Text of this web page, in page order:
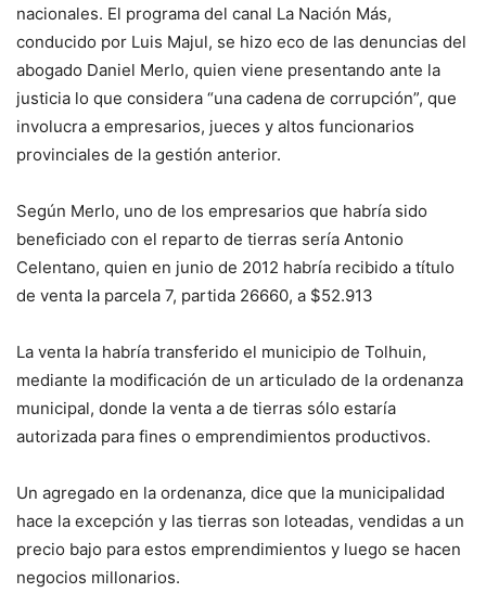
nacionales. El programa del canal La Nación Más,
conducido por Luis Majul, se hizo eco de las denuncias del
abogado Daniel Merlo, quien viene presentando ante la
justicia lo que considera “una cadena de corrupción”, que
involucra a empresarios, jueces y altos funcionarios
provinciales de la gestión anterior.
Según Merlo, uno de los empresarios que habría sido
beneficiado con el reparto de tierras sería Antonio
Celentano, quien en junio de 2012 habría recibido a título
de venta la parcela 7, partida 26660, a $52.913
La venta la habría transferido el municipio de Tolhuin,
mediante la modificación de un articulado de la ordenanza
municipal, donde la venta a de tierras sólo estaría
autorizada para fines o emprendimientos productivos.
Un agregado en la ordenanza, dice que la municipalidad
hace la excepción y las tierras son loteadas, vendidas a un
precio bajo para estos emprendimientos y luego se hacen
negocios millonarios.